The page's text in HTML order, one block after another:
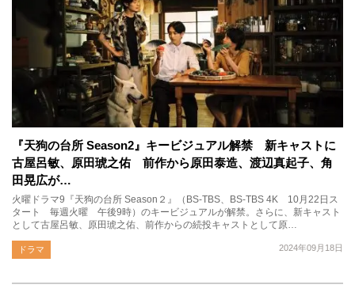
『天狗の台所 Season2』キービジュアル解禁 新キャストに
古屋呂敏、原田琥之佑 前作から原田泰造、渡辺真起子、角
田晃広が…
火曜ドラマ9『天狗の台所 Season２』（BS-TBS、BS-TBS 4K 10月22日ス
タート 毎週火曜 午後9時）のキービジュアルが解禁。さらに、新キャスト
として古屋呂敏、原田琥之佑、前作からの続投キャストとして原…
2024年09月18日
ドラマ